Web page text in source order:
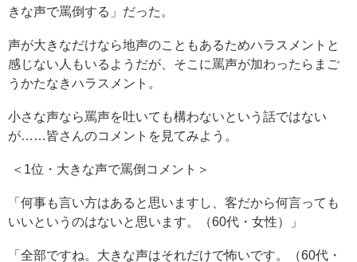
きな声で罵倒する」だった。
声が大きなだけなら地声のこともあるためハラスメントと
感じない人もいるようだが、そこに罵声が加わったらまご
うかたなきハラスメント。
小さな声なら罵声を吐いても構わないという話ではない
が……皆さんのコメントを見てみよう。
＜1位・大きな声で罵倒コメント＞
「何事も言い方はあると思いますし、客だから何言っても
いいというのはないと思います。（60代・女性）」
「全部ですね。大きな声はそれだけで怖いです。（60代・